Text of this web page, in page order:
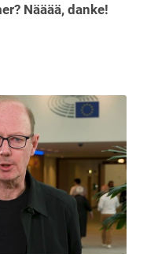
Nääää, danke!